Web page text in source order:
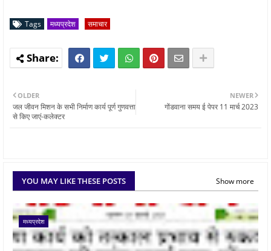
Tags मध्यप्रदेश समाचार
NEWER
गोंडवाना समय ई पेपर 11 मार्च 2023
OLDER
जल जीवन मिशन के सभी निर्माण कार्य पूर्ण गुणवत्ता
से किए जाएं-कलेक्टर
YOU MAY LIKE THESE POSTS Show more
मध्यप्रदेश